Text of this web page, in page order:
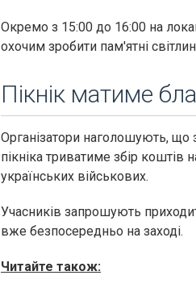
Окремо з 15:00 до 16:00 на
охочим зробити пам'ятні
Пікнік матиме
Організатори наголошують, що
пікніка триватиме збір коштів
українських військових.
Учасників запрошують
вже безпосередньо на заході.
Читайте також: